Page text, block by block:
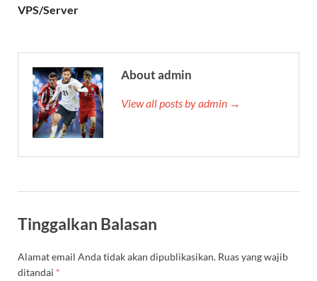
VPS/Server
About admin
View all posts by admin →
Tinggalkan Balasan
Alamat email Anda tidak akan dipublikasikan. Ruas yang wajib
ditandai *